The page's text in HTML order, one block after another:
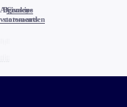
Algemene
voorwaarden
Privacy
statements
Cookies